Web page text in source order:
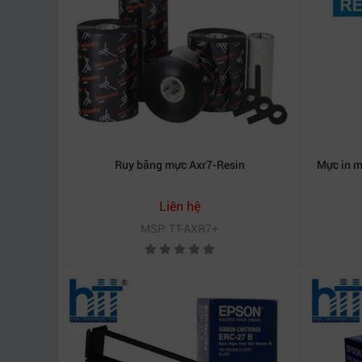
đơn EPSON TM-U220B hoặc TM-U220A.
Thành Thịnh để yên tâm sử dụng lâu dài.
Mọi chi tiết xin vui lòng liên hệ:
CÔNG TY TNHH THƯƠNG MẠI DỊCH VỤ HỢP
Địa chỉ: 406/55 Cộng Hòa, Phường Tân Bình,
Ruy băng mực Axr7-Resin
Liên hệ
MSP: TT-AXR7+
Mực in